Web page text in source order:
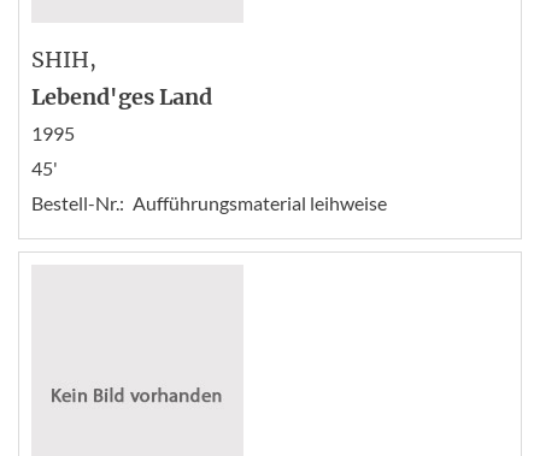
SHIH,
Lebend'ges Land
1995
45'
Bestell-Nr.: Aufführungsmaterial leihweise